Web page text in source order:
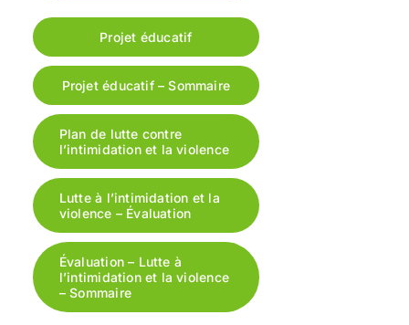
Projet éducatif
Projet éducatif – Sommaire
Plan de lutte contre
l’intimidation et la violence
Lutte à l’intimidation et la
violence – Évaluation
Évaluation – Lutte à
l’intimidation et la violence
– Sommaire